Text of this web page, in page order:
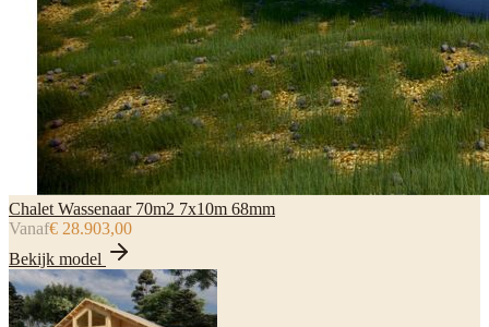
Chalet Wassenaar 70m2 7x10m 68mm
Vanaf€ 28.903,00
Bekijk model